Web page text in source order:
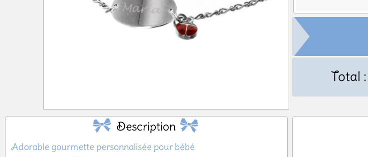
Total :
Description
Adorable gourmette personnalisée pour bébé